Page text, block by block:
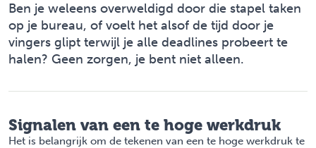
Ben je weleens overweldigd door die stapel taken
op je bureau, of voelt het alsof de tijd door je
vingers glipt terwijl je alle deadlines probeert te
halen? Geen zorgen, je bent niet alleen.
Signalen van een te hoge werkdruk
Het is belangrijk om de tekenen van een te hoge werkdruk te